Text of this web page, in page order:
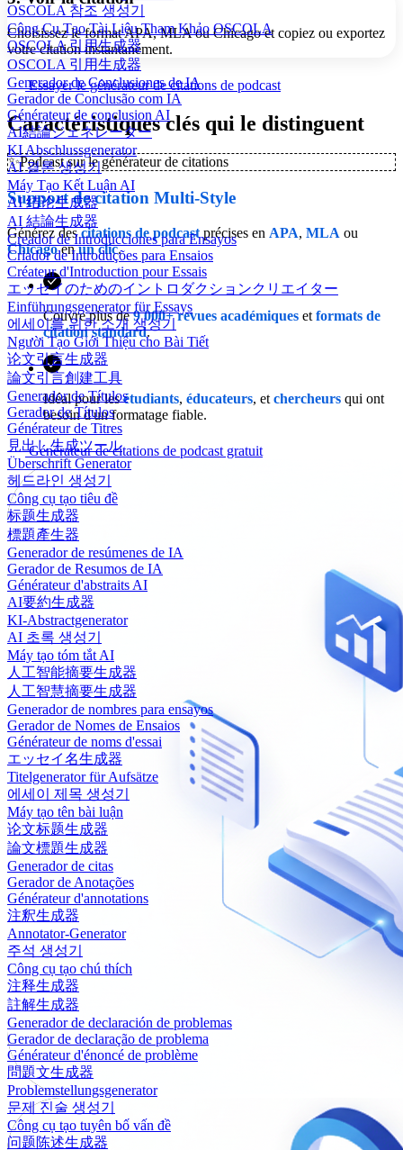
OSCOLA 참조 생성기
Công Cụ Tạo Tài Liệu Tham Khảo OSCOLA
OSCOLA 引用生成器
OSCOLA 引用生成器
Generador de Conclusiones de IA
Gerador de Conclusão com IA
Générateur de conclusion AI
AI結論ジェネレーター
KI Abschlussgenerator
AI 결론 생성기
Máy Tạo Kết Luận AI
AI 结论生成器
AI 結論生成器
Creador de Introducciones para Ensayos
Criador de Introduções para Ensaios
Créateur d'Introduction pour Essais
エッセイのためのイントロダクションクリエイター
Einführungsgenerator für Essays
에세이를 위한 소개 생성기
Người Tạo Giới Thiệu cho Bài Tiết
论文引言生成器
論文引言創建工具
Generador de Títulos
Gerador de Títulos
Générateur de Titres
見出し生成ツール
Überschrift Generator
헤드라인 생성기
Công cụ tạo tiêu đề
标题生成器
標題產生器
Generador de resúmenes de IA
Gerador de Resumos de IA
Générateur d'abstraits AI
AI要約生成器
KI-Abstractgenerator
AI 초록 생성기
Máy tạo tóm tắt AI
人工智能摘要生成器
人工智慧摘要生成器
Generador de nombres para ensayos
Gerador de Nomes de Ensaios
Générateur de noms d'essai
エッセイ名生成器
Titelgenerator für Aufsätze
에세이 제목 생성기
Máy tạo tên bài luận
论文标题生成器
論文標題生成器
Generador de citas
Gerador de Anotações
Générateur d'annotations
注釈生成器
Annotator-Generator
주석 생성기
Công cụ tạo chú thích
注释生成器
註解生成器
Generador de declaración de problemas
Gerador de declaração de problema
Générateur d'énoncé de problème
問題文生成器
Problemstellungsgenerator
문제 진술 생성기
Công cụ tạo tuyên bố vấn đề
问题陈述生成器
Choisissez le format APA, MLA ou Chicago et copiez ou exportez
votre citation instantanément.
Essayer le générateur de citations de podcast
Caractéristiques clés qui le distinguent
✨Podcast sur le générateur de citations
Support de citation Multi-Style
Générez descitations de podcast précises en APA, MLA ou
Chicagoenun clic.
Couvre plus de9 000+ revues académiques et formats de
citation standard.
Idéal pour lesétudiants, éducateurs, et chercheurs qui ont
besoin d'un formatage fiable.
Générateur de citations de podcast gratuit